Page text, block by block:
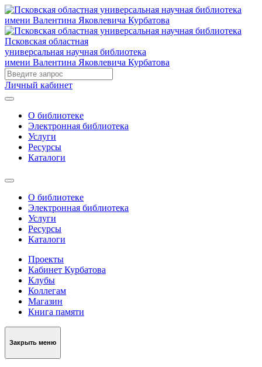
Псковская областная
универсальная научная библиотека
имени Валентина Яковлевича Курбатова
Личный кабинет
О библиотеке
Электронная библиотека
Услуги
Ресурсы
Каталоги
О библиотеке
Электронная библиотека
Услуги
Ресурсы
Каталоги
Проекты
Кабинет Курбатова
Клубы
Коллегам
Магазин
Книга памяти
Закрыть меню